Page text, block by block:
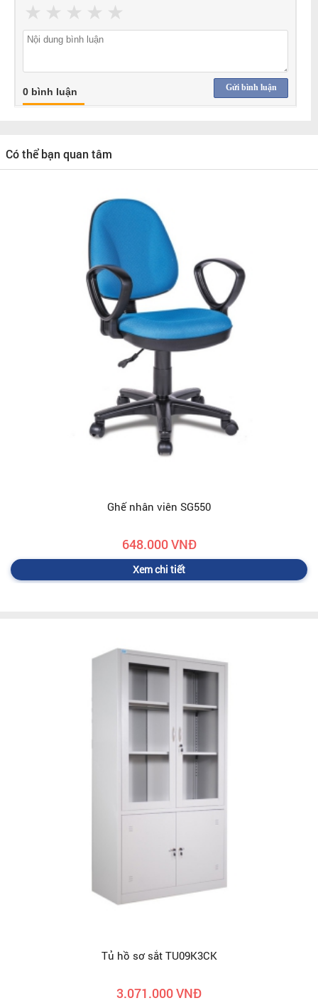
★
★
★
★
★
Gửi bình luận
0 bình luận
Có thể bạn quan tâm
Ghế nhân viên SG550
648.000 VNĐ
Xem chi tiết
Tủ hồ sơ sắt TU09K3CK
3.071.000 VNĐ